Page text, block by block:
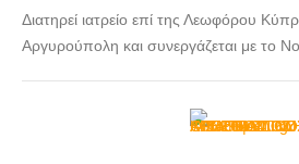
Διατηρεί ιατρείο επί της Λεωφόρου
Αργυρούπολη και συνεργάζεται με το